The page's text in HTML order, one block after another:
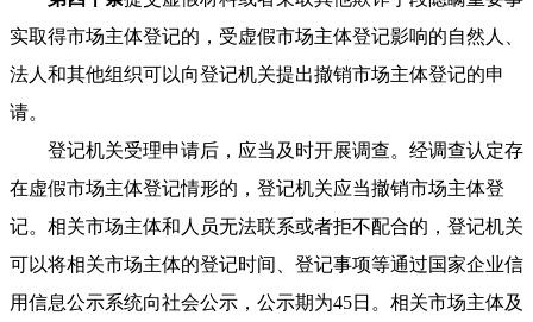
实取得市场主体登记的，受虚假市场主体登记影响的自然人、
法人和其他组织可以向登记机关提出撤销市场主体登记的申
请。
登记机关受理申请后，应当及时开展调查。经调查认定存
在虚假市场主体登记情形的，登记机关应当撤销市场主体登
记。相关市场主体和人员无法联系或者拒不配合的，登记机关
可以将相关市场主体的登记时间、登记事项等通过国家企业信
用信息公示系统向社会公示，公示期为45日。相关市场主体及